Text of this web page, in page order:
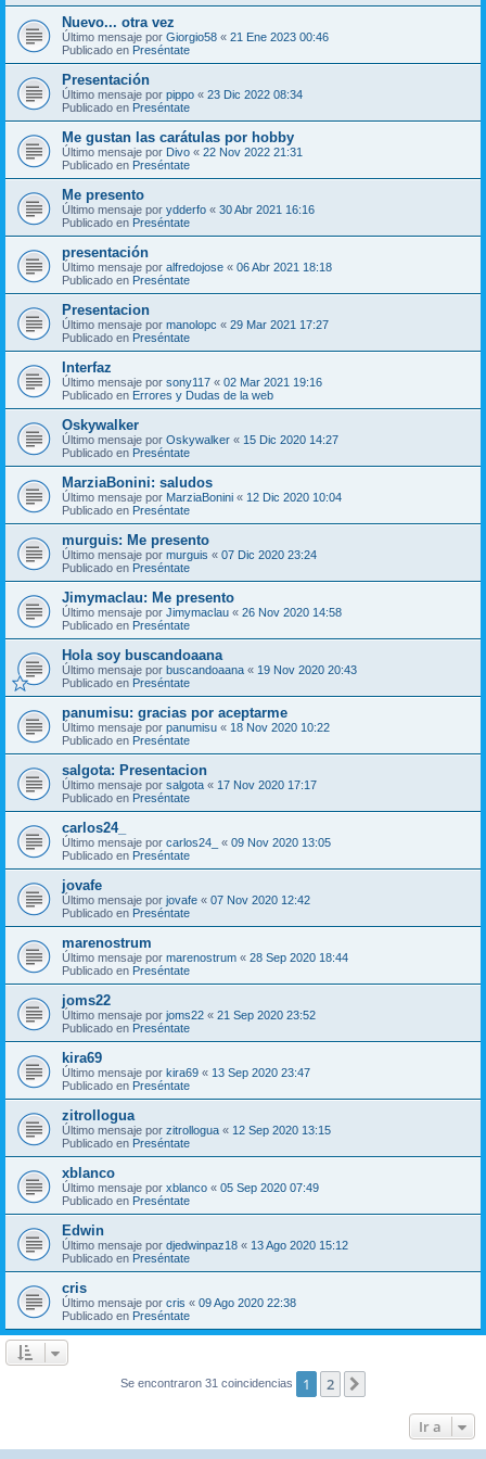
Nuevo... otra vez
Último mensaje por Giorgio58 « 21 Ene 2023 00:46
Publicado en Preséntate
Presentación
Último mensaje por pippo « 23 Dic 2022 08:34
Publicado en Preséntate
Me gustan las carátulas por hobby
Último mensaje por Divo « 22 Nov 2022 21:31
Publicado en Preséntate
Me presento
Último mensaje por ydderfo « 30 Abr 2021 16:16
Publicado en Preséntate
presentación
Último mensaje por alfredojose « 06 Abr 2021 18:18
Publicado en Preséntate
Presentacion
Último mensaje por manolopc « 29 Mar 2021 17:27
Publicado en Preséntate
Interfaz
Último mensaje por sony117 « 02 Mar 2021 19:16
Publicado en Errores y Dudas de la web
Oskywalker
Último mensaje por Oskywalker « 15 Dic 2020 14:27
Publicado en Preséntate
MarziaBonini: saludos
Último mensaje por MarziaBonini « 12 Dic 2020 10:04
Publicado en Preséntate
murguis: Me presento
Último mensaje por murguis « 07 Dic 2020 23:24
Publicado en Preséntate
Jimymaclau: Me presento
Último mensaje por Jimymaclau « 26 Nov 2020 14:58
Publicado en Preséntate
Hola soy buscandoaana
Último mensaje por buscandoaana « 19 Nov 2020 20:43
Publicado en Preséntate
panumisu: gracias por aceptarme
Último mensaje por panumisu « 18 Nov 2020 10:22
Publicado en Preséntate
salgota: Presentacion
Último mensaje por salgota « 17 Nov 2020 17:17
Publicado en Preséntate
carlos24_
Último mensaje por carlos24_ « 09 Nov 2020 13:05
Publicado en Preséntate
jovafe
Último mensaje por jovafe « 07 Nov 2020 12:42
Publicado en Preséntate
marenostrum
Último mensaje por marenostrum « 28 Sep 2020 18:44
Publicado en Preséntate
joms22
Último mensaje por joms22 « 21 Sep 2020 23:52
Publicado en Preséntate
kira69
Último mensaje por kira69 « 13 Sep 2020 23:47
Publicado en Preséntate
zitrollogua
Último mensaje por zitrollogua « 12 Sep 2020 13:15
Publicado en Preséntate
xblanco
Último mensaje por xblanco « 05 Sep 2020 07:49
Publicado en Preséntate
Edwin
Último mensaje por djedwinpaz18 « 13 Ago 2020 15:12
Publicado en Preséntate
cris
Último mensaje por cris « 09 Ago 2020 22:38
Publicado en Preséntate
Se encontraron 31 coincidencias 1 2
Ir a